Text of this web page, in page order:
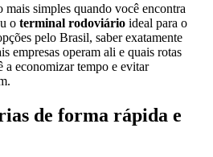
mais simples quando você encontra
o terminal rodoviário ideal para o
pelo Brasil, saber exatamente
empresas operam ali e quais rotas
a economizar tempo e evitar
de forma rápida e